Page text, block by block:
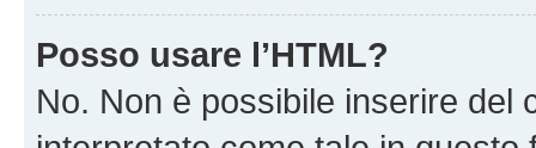
Posso usare l’HTML?
No. Non è possibile inserire del